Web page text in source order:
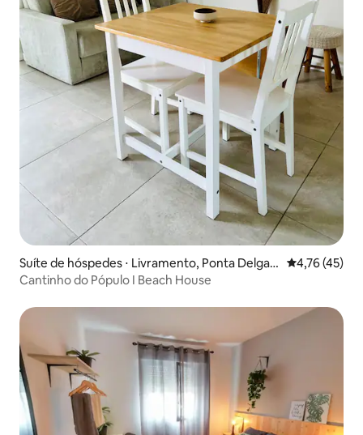
Suíte de hóspedes ⋅ Livramento, Ponta Delgad
a
4,76 de uma
4,76 (45)
Cantinho do Pópulo I Beach House